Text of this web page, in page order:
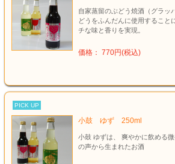
自家蒸留のぶどう焼酒（グラッ
どうをふんだんに使用すること
チな味と香りを実現。
価格： 770円(税込)
PICK UP
小鼓 ゆず 250ml
小鼓 ゆずは、 爽やかに飲める
の声から生まれたお酒